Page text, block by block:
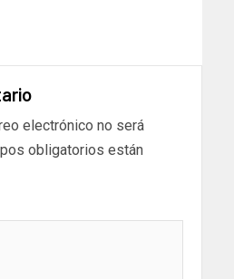
electrónico no será
obligatorios están